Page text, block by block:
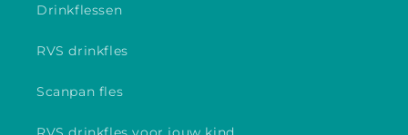
Drinkflessen
RVS drinkfles
Scanpan fles